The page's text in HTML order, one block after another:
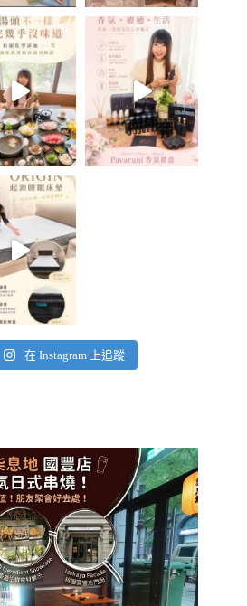
在 Instagram 上追蹤